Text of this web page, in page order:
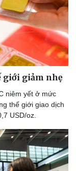
thời sự
đêm khuya
yêu
cho bé
tâm hồn
giới giảm nhẹ
niêm yết ở mức
thế giới giao dịch
USD/oz.